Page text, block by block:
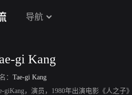
导航
gi Kang
： Tae-gi Kang
giKang，演员，1980年出演电影《人之